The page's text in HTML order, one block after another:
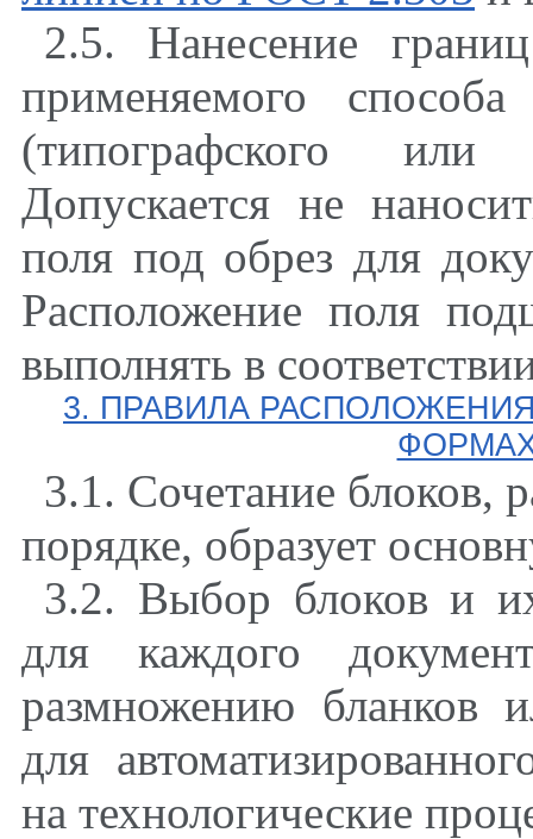
2.5. Нанесение
применяемого
(типографского
Допускается не
поля под обрез для
Расположение поля
выполнять в
3. ПРАВИЛА
3.1. Сочетание блоков,
порядке, образует
3.2. Выбор блоков и
для каждого
размножению бланков
для
на технологические